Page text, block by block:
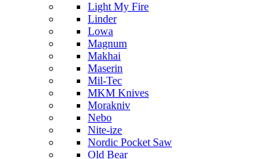
Light My Fire
Linder
Lowa
Magnum
Makhai
Maserin
Mil-Tec
MKM Knives
Morakniv
Nebo
Nite-ize
Nordic Pocket Saw
Old Bear